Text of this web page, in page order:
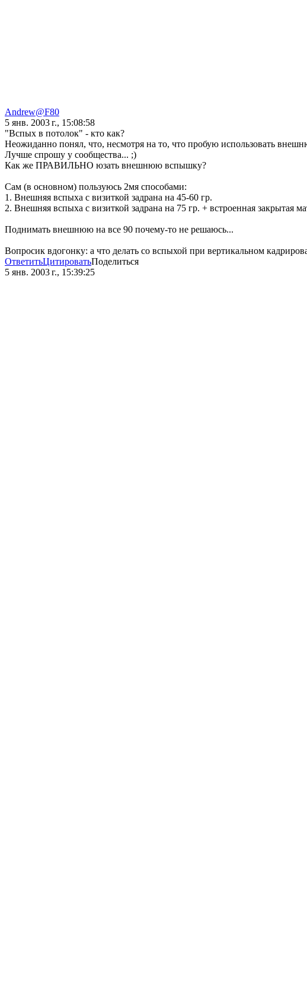
Andrew@F80
5 янв. 2003 г., 15:08:58
"Вспых в потолок" - кто как?
Неожиданно понял, что, несмотря на то, что пробую использовать
Лучше спрошу у сообщества... ;)
Как же ПРАВИЛЬНО юзать внешнюю вспышку?
Сам (в основном) пользуюсь 2мя способами:
1. Внешняя вспыха с визиткой задрана на 45-60 гр.
2. Внешняя вспыха с визиткой задрана на 75 гр. + встроенная закрытая
Поднимать внешнюю на все 90 почему-то не решаюсь...
Вопросик вдогонку: а что делать со вспыхой при вертикальном
ОтветитьЦитироватьПоделиться
5 янв. 2003 г., 15:39:25